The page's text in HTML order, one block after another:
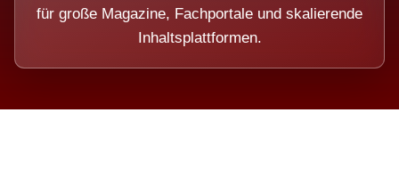
für große Magazine, Fachportale und skalierende
Inhaltsplattformen.